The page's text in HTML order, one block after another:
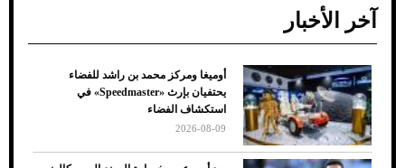
ضعف تبريد مكيف السيارة عند الوقوف.. أشهر
الأسباب والحلول
آخر الأخبار
أوميغا ومركز محمد بن راشد للفضاء
يحتفيان بإرث «Speedmaster» في
استكشاف الفضاء
2026-08-09